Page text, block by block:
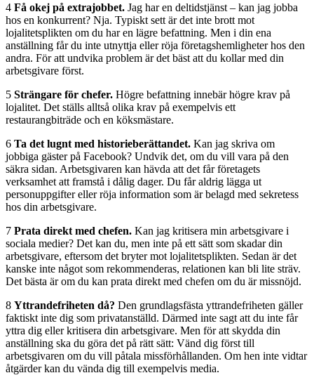
4 Få okej på extrajobbet. Jag har en deltidstjänst – kan jag jobba
hos en konkurrent? Nja. Typiskt sett är det inte brott mot
lojalitetsplikten om du har en lägre befattning. Men i din ena
anställning får du inte utnyttja eller röja företagshemligheter hos den
andra. För att undvika problem är det bäst att du kollar med din
arbetsgivare först.
5 Strängare för chefer. Högre befattning innebär högre krav på
lojalitet. Det ställs alltså olika krav på exempelvis ett
restaurangbiträde och en köksmästare.
6 Ta det lugnt med historieberättandet. Kan jag skriva om
jobbiga gäster på Facebook? Undvik det, om du vill vara på den
säkra sidan. Arbetsgivaren kan hävda att det får företagets
verksamhet att framstå i dålig dager. Du får aldrig lägga ut
personuppgifter eller röja information som är belagd med sekretess
hos din arbetsgivare.
7 Prata direkt med chefen. Kan jag kritisera min arbetsgivare i
sociala medier? Det kan du, men inte på ett sätt som skadar din
arbetsgivare, eftersom det bryter mot lojalitetsplikten. Sedan är det
kanske inte något som rekommenderas, relationen kan bli lite sträv.
Det bästa är om du kan prata direkt med chefen om du är missnöjd.
8 Yttrandefriheten då? Den grundlagsfästa yttrandefriheten gäller
faktiskt inte dig som privatanställd. Därmed inte sagt att du inte får
yttra dig eller kritisera din arbetsgivare. Men för att skydda din
anställning ska du göra det på rätt sätt: Vänd dig först till
arbetsgivaren om du vill påtala missförhållanden. Om hen inte vidtar
åtgärder kan du vända dig till exempelvis media.